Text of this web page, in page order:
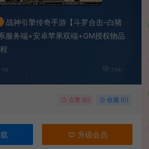
战神引擎传奇手游【斗罗合击-白猪
服务端+安卓苹果双端+GM授权物品
05 7,041
点赞 (0) 收藏 (0)
升级会员